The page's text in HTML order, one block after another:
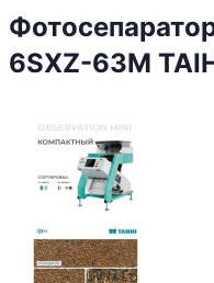
6SXZ-63М